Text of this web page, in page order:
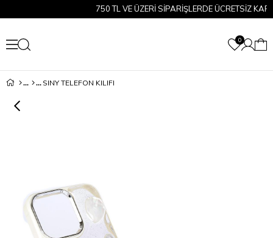
750 TL VE ÜZERİ SİPARİŞLERDE ÜCRETSİZ KARGO!
0
SINY TELEFON KILIFI